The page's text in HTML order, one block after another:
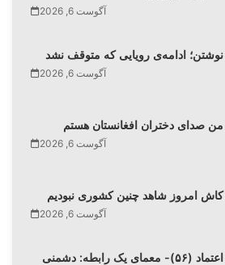
آگوست 6, 2026
نوشتن؛ ادامه‌ی رویایی که متوقف نشد
آگوست 6, 2026
من صدای دختران افغانستان هستم
آگوست 6, 2026
کاش امروز شاهد چنین کشوری نبودیم
آگوست 6, 2026
اعتماد (۵۶)- معمای یک رابطه: دشمنی